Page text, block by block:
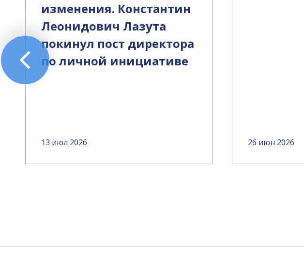
изменения. Константин
Леонидович Лазута
покинул пост директора
по личной инициативе
13 июл 2026 26 июн 2026